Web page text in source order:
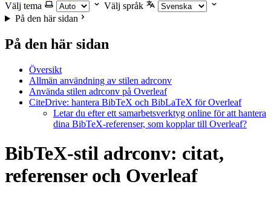
Välj tema
Välj språk
På den här sidan
På den här sidan
Översikt
Allmän användning av stilen adrconv
Använda stilen adrconv på Overleaf
CiteDrive: hantera BibTeX och BibLaTeX för Overleaf
Letar du efter ett samarbetsverktyg online för att hantera
dina BibTeX-referenser, som kopplar till Overleaf?
BibTeX-stil adrconv: citat,
referenser och Overleaf